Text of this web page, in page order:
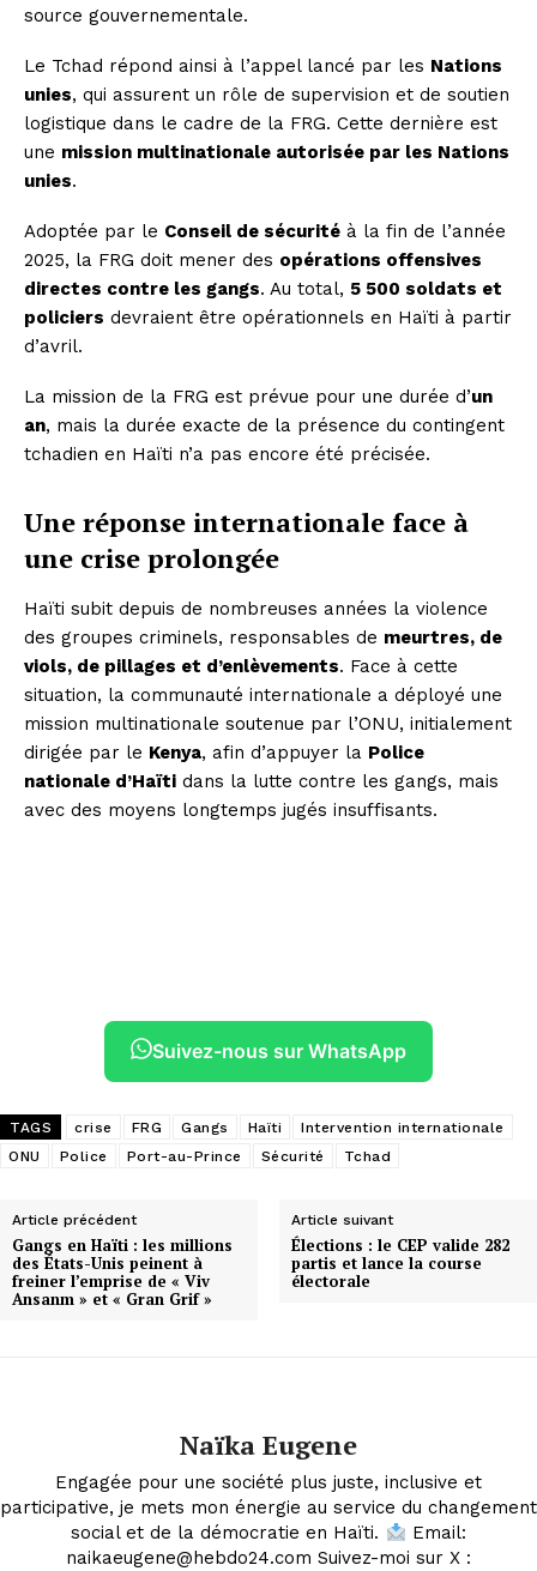
source gouvernementale.
Le Tchad répond ainsi à l’appel lancé par les Nations
unies, qui assurent un rôle de supervision et de soutien
logistique dans le cadre de la FRG. Cette dernière est
une mission multinationale autorisée par les Nations
unies.
Adoptée par le Conseil de sécurité à la fin de l’année
2025, la FRG doit mener des opérations offensives
directes contre les gangs. Au total, 5 500 soldats et
policiers devraient être opérationnels en Haïti à partir
d’avril.
La mission de la FRG est prévue pour une durée d’un
an, mais la durée exacte de la présence du contingent
tchadien en Haïti n’a pas encore été précisée.
Une réponse internationale face à
une crise prolongée
Haïti subit depuis de nombreuses années la violence
des groupes criminels, responsables de meurtres, de
viols, de pillages et d’enlèvements. Face à cette
situation, la communauté internationale a déployé une
mission multinationale soutenue par l’ONU, initialement
dirigée par le Kenya, afin d’appuyer la Police
nationale d’Haïti dans la lutte contre les gangs, mais
avec des moyens longtemps jugés insuffisants.
Suivez-nous sur WhatsApp
TAGS crise FRG Gangs Haïti
Intervention internationale
ONU
Police Port-au-Prince Sécurité Tchad
Article précédent
Gangs en Haïti : les millions
des États-Unis peinent à
freiner l’emprise de « Viv
Ansanm » et « Gran Grif »
Article suivant
Élections : le CEP valide 282
partis et lance la course
électorale
Naïka Eugene
Engagée pour une société plus juste, inclusive et
participative, je mets mon énergie au service du changement
social et de la démocratie en Haïti.
Email:
naikaeugene@hebdo24.com Suivez-moi sur X :